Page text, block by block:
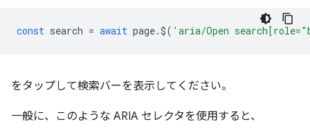
const search = await page.$( 'aria/Open
をタップして検索バーを表示してください。
一般に、このような ARIA セレクタを使用すると、